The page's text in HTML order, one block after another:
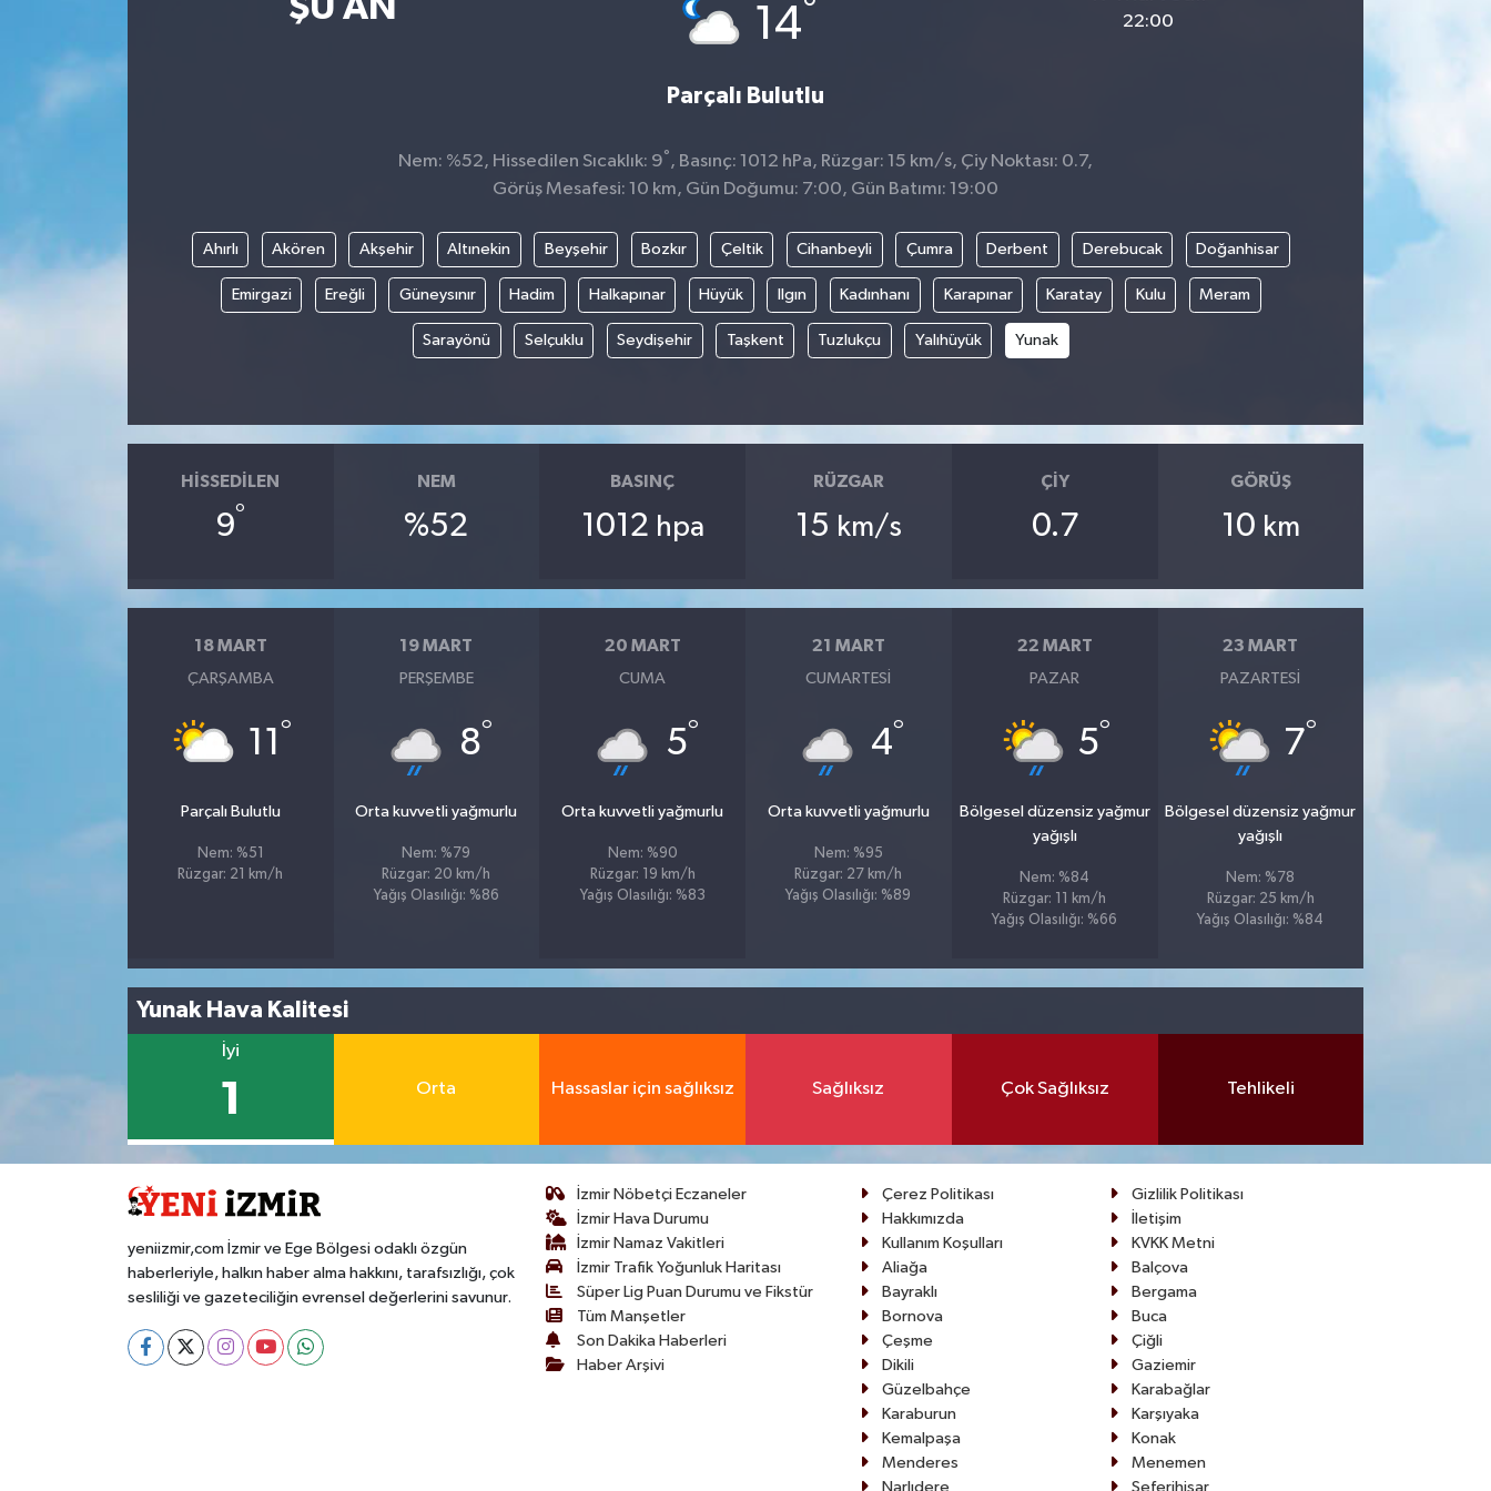
14°
Parçalı Bulutlu
22:00
Nem: %52, Hissedilen Sıcaklık: 9° , Basınç: 1012 hPa, Rüzgar: 15 km/s, Çiy Noktası: 0.7,
Görüş Mesafesi: 10 km, Gün Doğumu: 7:00, Gün Batımı: 19:00
Ahırlı Akören Akşehir Altınekin Beyşehir Bozkır Çeltik Cihanbeyli Çumra Derbent Derebucak Doğanhisar
Emirgazi Ereğli Güneysınır Hadim Halkapınar Hüyük Ilgın Kadınhanı Karapınar Karatay Kulu Meram
Sarayönü Selçuklu Seydişehir Taşkent Tuzlukçu Yalıhüyük Yunak
HISSEDILEN
9°
NEM
%52
BASINÇ
1012 hpa
RÜZGAR
15 km/s
ÇIY
0.7
GÖRÜŞ
10 km
18 MART
ÇARŞAMBA
11 °
Parçalı Bulutlu
Nem: %51
Rüzgar: 21 km/h
19 MART
PERŞEMBE
8°
Orta kuvvetli yağmurlu
Nem: %79
Rüzgar: 20 km/h
Yağış Olasılığı: %86
20 MART
CUMA
5°
Orta kuvvetli yağmurlu
Nem: %90
Rüzgar: 19 km/h
Yağış Olasılığı: %83
21 MART
CUMARTESI
4°
Orta kuvvetli yağmurlu
Nem: %95
Rüzgar: 27 km/h
Yağış Olasılığı: %89
22 MART
PAZAR
5°
Bölgesel düzensiz yağmur
yağışlı
Nem: %84
Rüzgar: 11 km/h
Yağış Olasılığı: %66
23 MART
PAZARTESI
7°
Bölgesel düzensiz yağmur
yağışlı
Nem: %78
Rüzgar: 25 km/h
Yağış Olasılığı: %84
Yunak Hava Kalitesi
İyi
1 Orta Hassaslar için sağlıksız Sağlıksız Çok Sağlıksız Tehlikeli
yeniizmir,com İzmir ve Ege Bölgesi odaklı özgün
haberleriyle, halkın haber alma hakkını, tarafsızlığı, çok
sesliliği ve gazeteciliğin evrensel değerlerini savunur.
İzmir Nöbetçi Eczaneler
İzmir Hava Durumu
İzmir Namaz Vakitleri
İzmir Trafik Yoğunluk Haritası
Süper Lig Puan Durumu ve Fikstür
Tüm Manşetler
Son Dakika Haberleri
Haber Arşivi
Çerez Politikası
Gizlilik Politikası
Hakkımızda
İletişim
Kullanım Koşulları
KVKK Metni
Aliağa
Balçova
Bayraklı
Bergama
Bornova
Buca
Çeşme
Çiğli
Dikili
Gaziemir
Güzelbahçe
Karabağlar
Karaburun
Karşıyaka
Kemalpaşa
Konak
Menderes
Menemen
Narlıdere
Seferihisar
Teknoloji
Okul Gazetesi